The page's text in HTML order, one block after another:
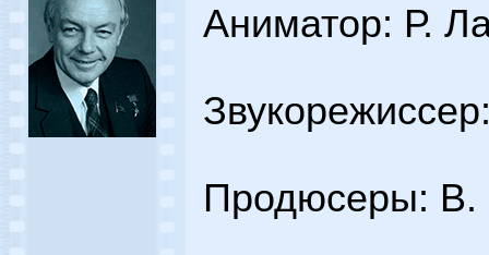
Аниматор: Р.
Продюсеры: В.